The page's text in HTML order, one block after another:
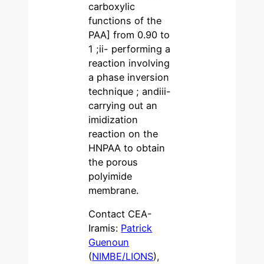
carboxylic
functions of the
PAA] from 0.90 to
1 ;ii- performing a
reaction involving
a phase inversion
technique ; andiii-
carrying out an
imidization
reaction on the
HNPAA to obtain
the porous
polyimide
membrane.
Contact CEA-
Iramis: Patrick
Guenoun
(NIMBE/LIONS),